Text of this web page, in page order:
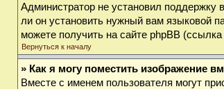
Администратор не установил поддержку
ли он установить нужный вам языковой
можете получить на сайте phpBB
Вернуться к началу
» Как я могу поместить изображение
Вместе с именем пользователя могут